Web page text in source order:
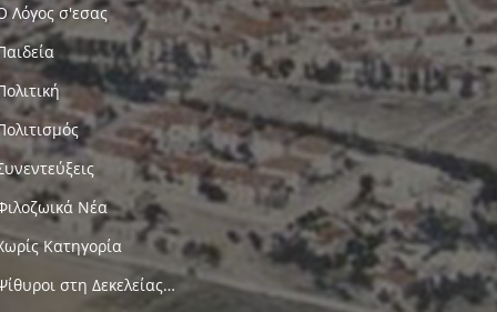
Λόγος σ'εσας
Νέα
Κατηγορία
στη Δεκελείας…